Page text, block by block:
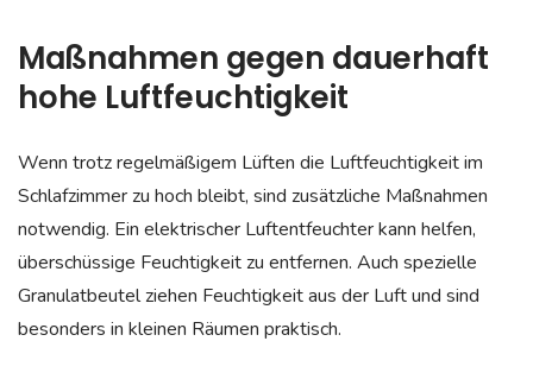
Maßnahmen gegen dauerhaft
hohe Luftfeuchtigkeit
Wenn trotz regelmäßigem Lüften die Luftfeuchtigkeit im
Schlafzimmer zu hoch bleibt, sind zusätzliche Maßnahmen
notwendig. Ein elektrischer Luftentfeuchter kann helfen,
überschüssige Feuchtigkeit zu entfernen. Auch spezielle
Granulatbeutel ziehen Feuchtigkeit aus der Luft und sind
besonders in kleinen Räumen praktisch.